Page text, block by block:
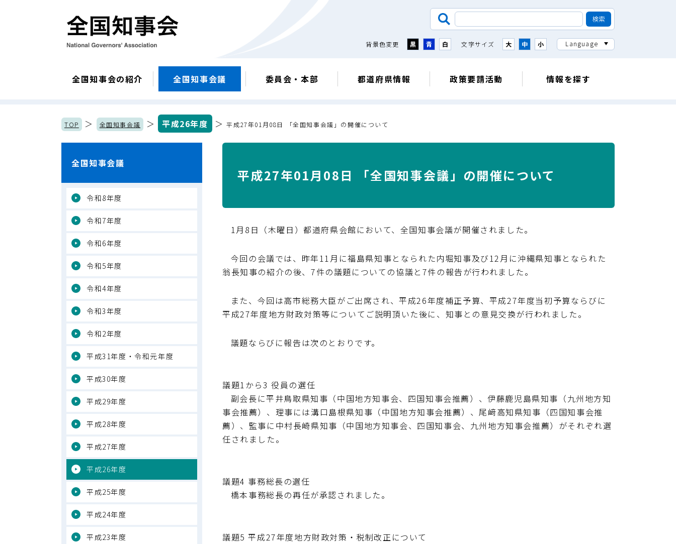
背景色変更 黒 青 白 文字サイズ 大 中 小 Language
全国知事会の紹介 全国知事会議 委員会・本部 都道府県情報 政策要請活動 情報を探す
TOP ＞ 全国知事会議 ＞ 平成26年度 ＞平成27年01月08日 「全国知事会議」の開催について
平成27年01月08日 「全国知事会議」の開催について
1月8日（木曜日）都道府県会館において、全国知事会議が開催されました。
今回の会議では、昨年11月に福島県知事となられた内堀知事及び12月に沖縄県知事となられた
翁長知事の紹介の後、7件の議題についての協議と7件の報告が行われました。
また、今回は高市総務大臣がご出席され、平成26年度補正予算、平成27年度当初予算ならびに
平成27年度地方財政対策等についてご説明頂いた後に、知事との意見交換が行われました。
議題ならびに報告は次のとおりです。
議題1から3 役員の選任
副会長に平井鳥取県知事（中国地方知事会、四国知事会推薦）、伊藤鹿児島県知事（九州地方知
事会推薦）、理事には溝口島根県知事（中国地方知事会推薦）、尾﨑高知県知事（四国知事会推
薦）、監事に中村長崎県知事（中国地方知事会、四国知事会、九州地方知事会推薦）がそれぞれ選
任されました。
議題4 事務総長の選任
橋本事務総長の再任が承認されました。
議題5 平成27年度地方財政対策・税制改正について
全国知事会議
令和8年度
令和7年度
令和6年度
令和5年度
令和4年度
令和3年度
令和2年度
平成31年度・令和元年度
平成30年度
平成29年度
平成28年度
平成27年度
平成26年度
平成25年度
平成24年度
平成23年度